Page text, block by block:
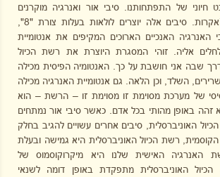
חיוני של התפתחותנו. סיבי אור ואנרגיה מוקרנים
באופן אופקי מן הצ`אקרות. סיבים אלה יוצרים לולאות בעלות צורת "8",
האנרגיה האנכיים הארוכים המקיפים את אנטומיית
אליה. זוהי המסגרת היוצרת את רשת הכיול
שבה אני חושבת על כך. האנטומיה הפיסית מכילה
השלד, וכן הלאה. גם אנטומיית האנרגיה מכילה
של מערכת מסוימת זו מסוימת זו – הרשת – הוא
זהה באופן מהותי בכל אדם. כאשר סיבי אור נמתחים
האוניברסלית, סיבים אחרים עשויים להגיב בחלק
רשת הכיול האוניברסלית היא גמישה ובעלת
האנרגיה האישית שלנו היא מיקרוקוסמוס של
האוניברסלית מתפקדת באופן דומה לשנאי